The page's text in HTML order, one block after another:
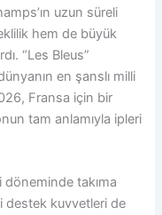
uzun süreli
hem de büyük
“Les Bleus”
en şanslı milli
Fransa için bir
tam anlamıyla ipleri
takıma
destek kuvvetleri de